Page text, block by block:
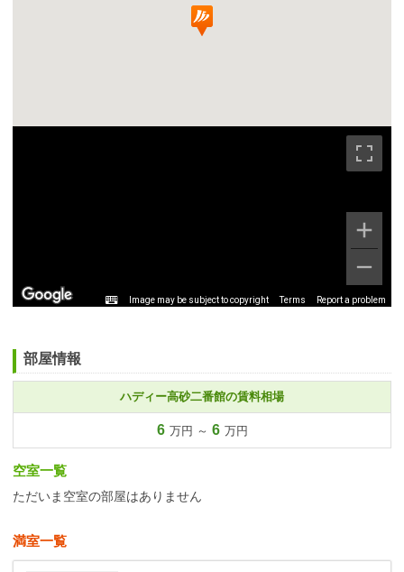
Image may be subject to copyright Terms Report a problem
部屋情報
ハディー高砂二番館の賃料相場
6 万円 ～ 6 万円
空室一覧
ただいま空室の部屋はありません
満室一覧